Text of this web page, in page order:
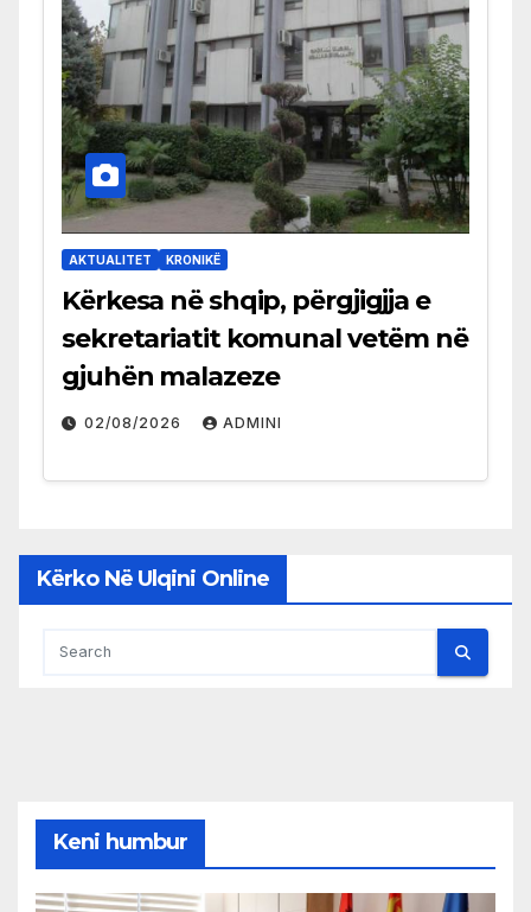
AKTUALITET KRONIKË
Kërkesa në shqip, përgjigjja e
sekretariatit komunal vetëm në
gjuhën malazeze
02/08/2026 ADMINI
Kërko Në Ulqini Online
Keni humbur